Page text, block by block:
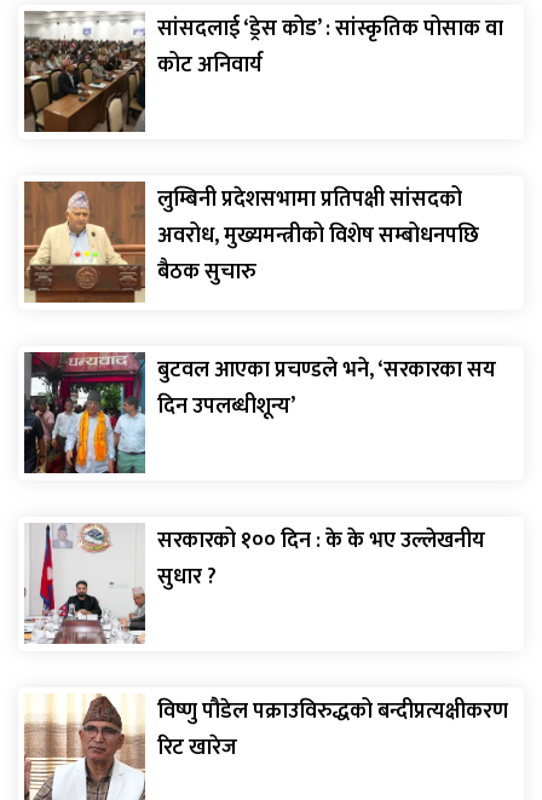
सांसदलाई ‘ड्रेस कोड’ : सांस्कृतिक पोसाक वा
कोट अनिवार्य
लुम्बिनी प्रदेशसभामा प्रतिपक्षी सांसदको
अवरोध, मुख्यमन्त्रीको विशेष सम्बोधनपछि
बैठक सुचारु
बुटवल आएका प्रचण्डले भने, ‘सरकारका सय
दिन उपलब्धीशून्य’
सरकारको १०० दिन : के के भए उल्लेखनीय
सुधार ?
विष्णु पौडेल पक्राउविरुद्धको बन्दीप्रत्यक्षीकरण
रिट खारेज